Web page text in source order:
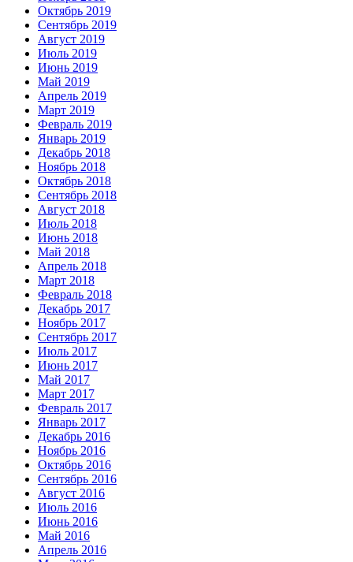
Октябрь 2019
Сентябрь 2019
Август 2019
Июль 2019
Июнь 2019
Май 2019
Апрель 2019
Март 2019
Февраль 2019
Январь 2019
Декабрь 2018
Ноябрь 2018
Октябрь 2018
Сентябрь 2018
Август 2018
Июль 2018
Июнь 2018
Май 2018
Апрель 2018
Март 2018
Февраль 2018
Декабрь 2017
Ноябрь 2017
Сентябрь 2017
Июль 2017
Июнь 2017
Май 2017
Март 2017
Февраль 2017
Январь 2017
Декабрь 2016
Ноябрь 2016
Октябрь 2016
Сентябрь 2016
Август 2016
Июль 2016
Июнь 2016
Май 2016
Апрель 2016